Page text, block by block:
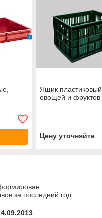
Ящик
овощей и фруктов
Цену уточняйте
за последний год